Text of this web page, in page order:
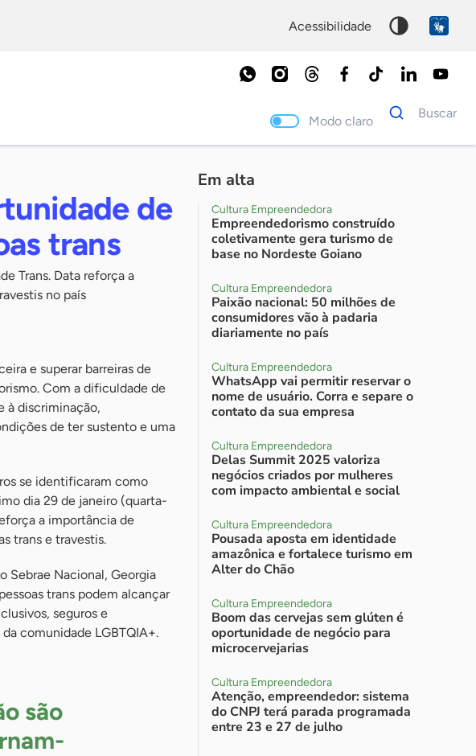
acessibilidade
Modo claro
Dados
para
Buscar
de
trans
Trans. Data reforça a
no país
e superar barreiras de
Com a dificuldade de
à discriminação,
de ter sustento e uma
se identificaram como
dia 29 de janeiro (quarta-
a importância de
trans e travestis.
Sebrae Nacional, Georgia
trans podem alcançar
seguros e
comunidade LGBTQIA+.
são
Em alta
Cultura Empreendedora
Empreendedorismo construído
coletivamente gera turismo de
base no Nordeste Goiano
Cultura Empreendedora
Paixão nacional: 50 milhões de
consumidores vão à padaria
diariamente no país
Cultura Empreendedora
WhatsApp vai permitir reservar o
nome de usuário. Corra e separe o
contato da sua empresa
Cultura Empreendedora
Delas Summit 2025 valoriza
negócios criados por mulheres
com impacto ambiental e social
Cultura Empreendedora
Pousada aposta em identidade
amazônica e fortalece turismo em
Alter do Chão
Cultura Empreendedora
Boom das cervejas sem glúten é
oportunidade de negócio para
microcervejarias
Cultura Empreendedora
Atenção, empreendedor: sistema
do CNPJ terá parada programada
entre 23 e 27 de julho